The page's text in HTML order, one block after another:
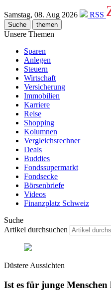
Samstag, 08. Aug 2026 RSS
Suche themen
Unsere Themen
Sparen
Anlegen
Steuern
Wirtschaft
Versicherung
Immobilien
Karriere
Reise
Shopping
Kolumnen
Vergleichsrechner
Deals
Buddies
Fondssupermarkt
Fondsecke
Börsenbriefe
Videos
Finanzplatz Schweiz
Suche
Artikel durchsuchen
Düstere Aussichten
Ist es für junge Menschen